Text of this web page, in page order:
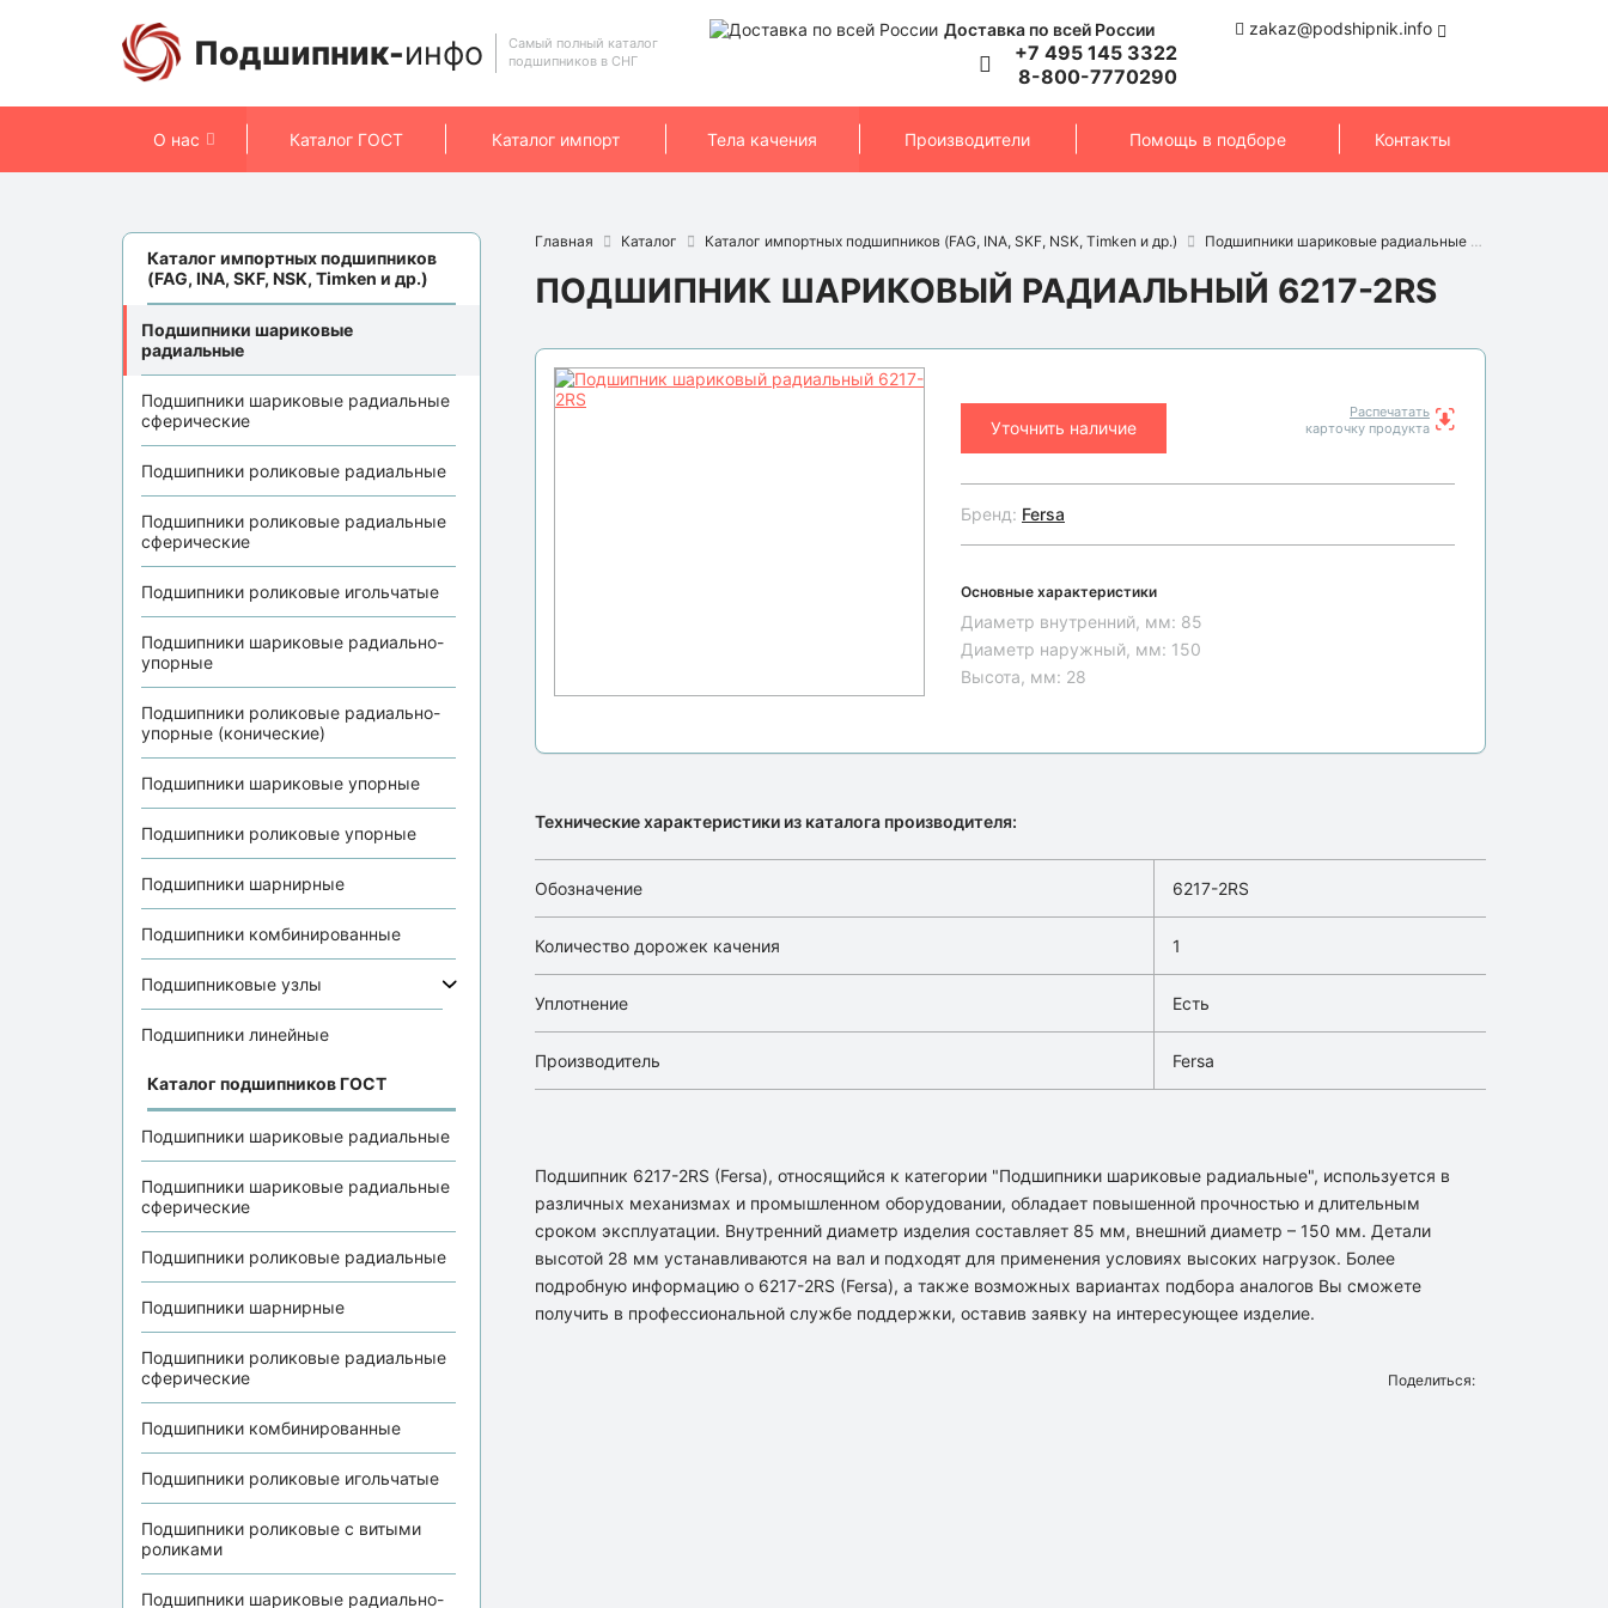
Подшипник-инфо
Самый полный каталог
подшипников в СНГ
Доставка по всей России zakaz@podshipnik.info
+7 495 145 3322
8-800-7770290
О нас Каталог ГОСТ Каталог импорт Тела качения Производители Помощь в подборе Контакты
Каталог импортных подшипников
(FAG, INA, SKF, NSK, Timken и др.)
Подшипники шариковые
радиальные
Подшипники шариковые радиальные
сферические
Подшипники роликовые радиальные
Подшипники роликовые радиальные
сферические
Подшипники роликовые игольчатые
Подшипники шариковые радиально-
упорные
Подшипники роликовые радиально-
упорные (конические)
Подшипники шариковые упорные
Подшипники роликовые упорные
Подшипники шарнирные
Подшипники комбинированные
Подшипниковые узлы
Подшипники линейные
Каталог подшипников ГОСТ
Подшипники шариковые радиальные
Подшипники шариковые радиальные
сферические
Подшипники роликовые радиальные
Подшипники шарнирные
Подшипники роликовые радиальные
сферические
Подшипники комбинированные
Подшипники роликовые игольчатые
Подшипники роликовые с витыми
роликами
Подшипники шариковые радиально-
Главная Каталог Каталог импортных подшипников (FAG, INA, SKF, NSK, Timken и др.) Подшипники шариковые радиальные
ПОДШИПНИК ШАРИКОВЫЙ РАДИАЛЬНЫЙ 6217-2RS
Уточнить наличие
Распечатать
карточку продукта
Бренд: Fersa
Основные характеристики
Диаметр внутренний, мм: 85
Диаметр наружный, мм: 150
Высота, мм: 28
Технические характеристики из каталога производителя:
Обозначение 6217-2RS
Количество дорожек качения 1
Уплотнение Есть
Производитель Fersa
Подшипник 6217-2RS (Fersa), относящийся к категории "Подшипники шариковые радиальные", используется в
различных механизмах и промышленном оборудовании, обладает повышенной прочностью и длительным
сроком эксплуатации. Внутренний диаметр изделия составляет 85 мм, внешний диаметр – 150 мм. Детали
высотой 28 мм устанавливаются на вал и подходят для применения условиях высоких нагрузок. Более
подробную информацию о 6217-2RS (Fersa), а также возможных вариантах подбора аналогов Вы сможете
получить в профессиональной службе поддержки, оставив заявку на интересующее изделие.
Поделиться: